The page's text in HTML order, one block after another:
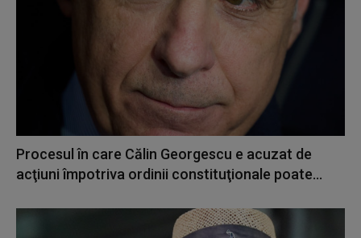
Procesul în care Călin Georgescu e acuzat de
acţiuni împotriva ordinii constituţionale poate...